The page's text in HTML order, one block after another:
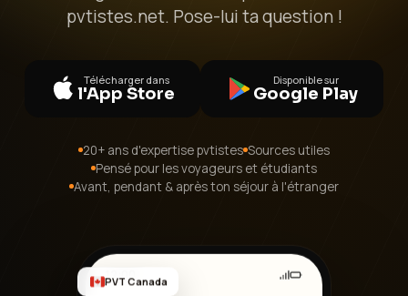
pvtistes.net. Pose-lui ta question !
Télécharger dans
l'App Store
Disponible sur
Google Play
20+ ans d'expertise pvtistes Sources utiles
Pensé pour les voyageurs et étudiants
Avant, pendant & après ton séjour à l'étranger
PVT Canada
12:00